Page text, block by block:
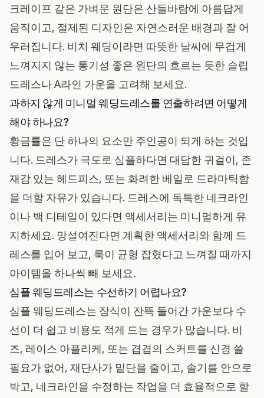
크레이프 같은 가벼운 원단은 산들바람에 아름답게
움직이고, 절제된 디자인은 자연스러운 배경과 잘 어
우러집니다. 비치 웨딩이라면 따뜻한 날씨에 무겁게
느껴지지 않는 통기성 좋은 원단의 흐르는 듯한 슬립
드레스나 A라인 가운을 고려해 보세요.
과하지 않게 미니멀 웨딩드레스를 연출하려면 어떻게
해야 하나요?
황금률은 단 하나의 요소만 주인공이 되게 하는 것입
니다. 드레스가 극도로 심플하다면 대담한 귀걸이, 존
재감 있는 헤드피스, 또는 화려한 베일로 드라마틱함
을 더할 자유가 있습니다. 드레스에 독특한 네크라인
이나 백 디테일이 있다면 액세서리는 미니멀하게 유
지하세요. 망설여진다면 계획한 액세서리와 함께 드
레스를 입어 보고, 룩이 균형 잡혔다고 느껴질 때까지
아이템을 하나씩 빼 보세요.
심플 웨딩드레스는 수선하기 어렵나요?
심플 웨딩드레스는 장식이 잔뜩 들어간 가운보다 수
선이 더 쉽고 비용도 적게 드는 경우가 많습니다. 비
즈, 레이스 아플리케, 또는 겹겹의 스커트를 신경 쓸
필요가 없어, 재단사가 밑단을 줄이고, 솔기를 안으로
박고, 네크라인을 수정하는 작업을 더 효율적으로 할